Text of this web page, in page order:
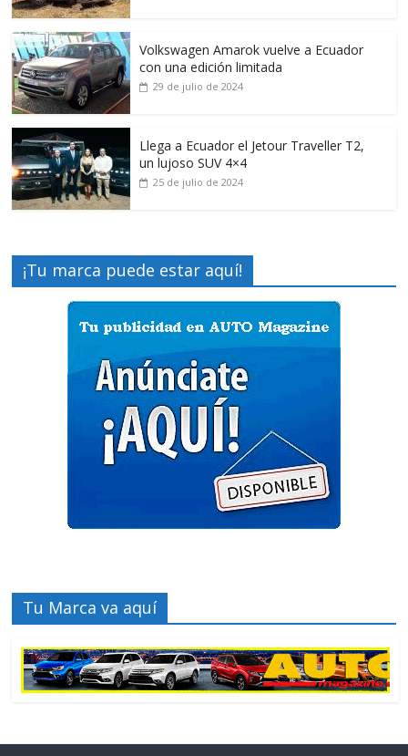
Volkswagen Amarok vuelve a Ecuador
con una edición limitada
29 de julio de 2024
Llega a Ecuador el Jetour Traveller T2,
un lujoso SUV 4×4
25 de julio de 2024
¡Tu marca puede estar aquí!
Tu Marca va aquí